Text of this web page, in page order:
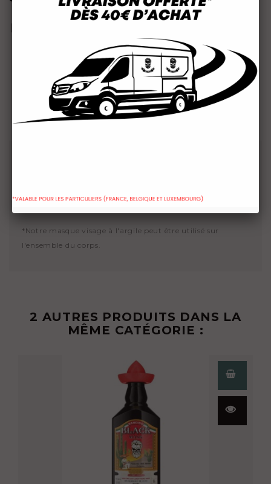
Description
Détails du produit
le cou, laisser agir de 10-15 min puis rincez abondement à
*Notre masque visage à l'argile peut être utilisé sur
l'ensemble du corps.
2 AUTRES PRODUITS DANS LA
MÊME CATÉGORIE :